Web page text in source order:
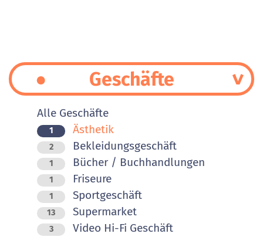
Geschäfte
Alle Geschäfte
1 Ästhetik
2 Bekleidungsgeschäft
1 Bücher / Buchhandlungen
1 Friseure
1 Sportgeschäft
13 Supermarket
3 Video Hi-Fi Geschäft